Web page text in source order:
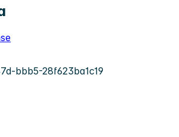
bbb5-28f623ba1c19